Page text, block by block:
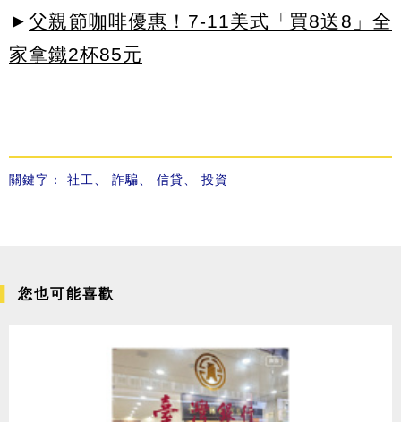
► 父親節咖啡優惠！7-11美式「買8送8」全
家拿鐵2杯85元
關鍵字： 社工、 詐騙、 信貸、 投資
您也可能喜歡